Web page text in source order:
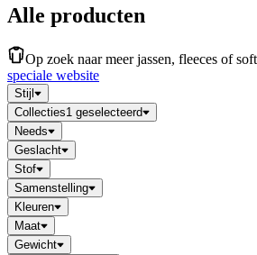
Alle producten
Op zoek naar meer jassen, fleeces of
speciale website
Stijl
Collecties1 geselecteerd
Needs
Geslacht
Stof
Samenstelling
Kleuren
Maat
Gewicht